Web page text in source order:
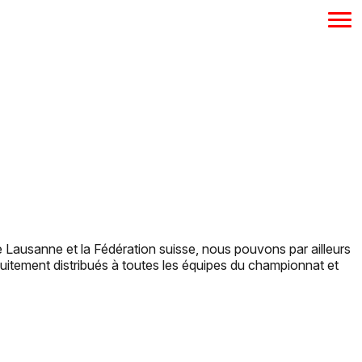
et la Fédération suisse, nous pouvons par ailleurs
distribués à toutes les équipes du championnat et